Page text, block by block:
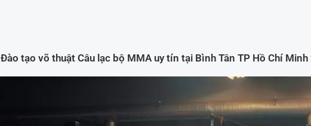
Đào tạo võ thuật Câu lạc bộ MMA uy tín tại Bình Tân TP Hồ Chí Minh